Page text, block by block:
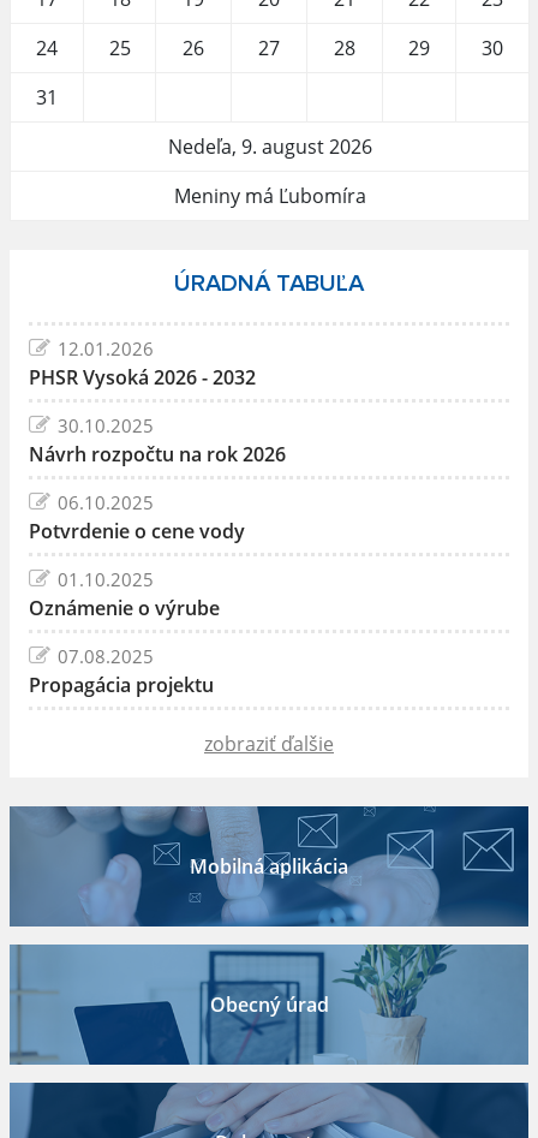
24
25 26 27 28 29
30
31
Nedeľa, 9. august 2026
Meniny má Ľubomíra
ÚRADNÁ TABUĽA
12.01.2026
PHSR Vysoká 2026 - 2032
30.10.2025
Návrh rozpočtu na rok 2026
06.10.2025
Potvrdenie o cene vody
01.10.2025
Oznámenie o výrube
07.08.2025
Propagácia projektu
zobraziť ďalšie
Mobilná aplikácia
Obecný úrad